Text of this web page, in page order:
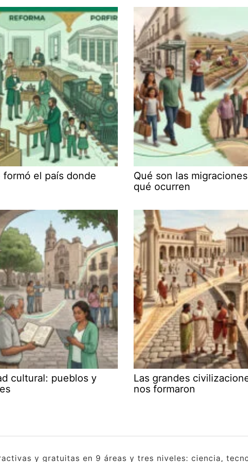
formó el país donde
Qué son las
qué ocurren
cultural: pueblos y
Las grandes
nos formaron
y gratuitas en 9 áreas y tres niveles: ciencia,